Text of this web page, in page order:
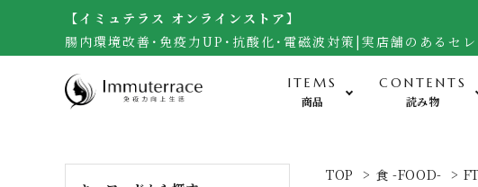
【イミュテラス オンラインストア】
腸内環境改善･免疫力UP･抗酸化･電磁波対策|実店舗のあるセ
ITEMS
商品
食-Food-
CONTENTS
読み物
TOP > 食 -FOOD- >